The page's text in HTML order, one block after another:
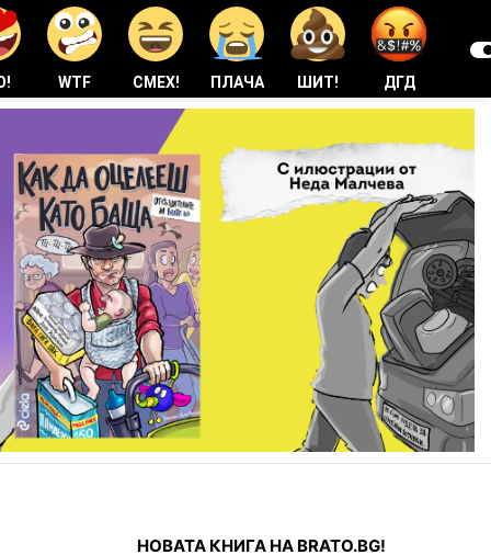
WTF СМЕХ! ПЛАЧА ШИТ! ДГД
НОВАТА КНИГА НА BRATO.BG!